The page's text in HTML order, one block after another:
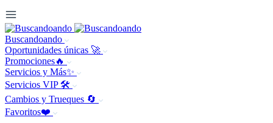
Buscandoando
Oportunidades únicas 🚀
Promociones🔥
Servicios y Más✨
Servicios VIP 🛠️
Cambios y Trueques 🔄
Favoritos❤️